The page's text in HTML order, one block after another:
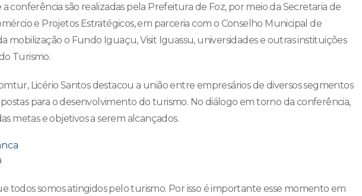
conferência são realizadas pela Prefeitura de Foz, por meio da Secretaria de
e Projetos Estratégicos, em parceria com o Conselho Municipal de
mobilização o Fundo Iguaçu, Visit Iguassu, universidades e outras instituições
Turismo.
Licério Santos destacou a união entre empresários de diversos segmentos
para o desenvolvimento do turismo. No diálogo em torno da conferência,
metas e objetivos a serem alcançados.
todos somos atingidos pelo turismo. Por isso é importante esse momento em